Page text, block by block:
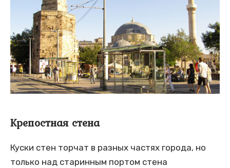
Крепостная стена
Куски стен торчат в разных частях города, но
только над старинным портом стена